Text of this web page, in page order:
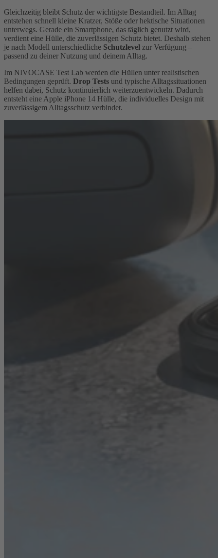
Gleichzeitig bleibt Schutz der wichtigste Bestandteil. Im Alltag
entstehen schnell kleine Kratzer, Stöße oder hektische Situationen
unterwegs. Gerade ein Smartphone, das täglich genutzt wird,
verdient eine Hülle, die zuverlässigen Schutz bietet. Deshalb stehen
je nach Modell unterschiedliche Schutzlevel zur Verfügung –
passend zu deiner Nutzung und deinem Alltag.
Im NIVOCASE Test Lab werden die Hüllen unter realistischen
Bedingungen geprüft. Drop Tests und typische Alltagssituationen
helfen dabei, Schutz kontinuierlich weiterzuentwickeln. Dadurch
entsteht eine Apple iPhone 14 Hülle, die individuelles Design mit
zuverlässigem Alltagsschutz verbindet.